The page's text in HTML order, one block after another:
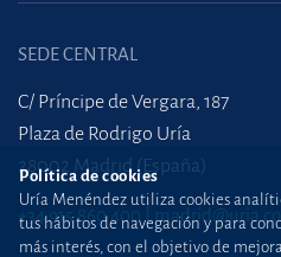
SEDE CENTRAL
C/ Príncipe de Vergara, 187
Plaza de Rodrigo Uría
28002 Madrid (España)
+34 915 860 400
Política de cookies
Uría Menéndez utiliza cookies
tus hábitos de navegación y para
más interés, con el objetivo de